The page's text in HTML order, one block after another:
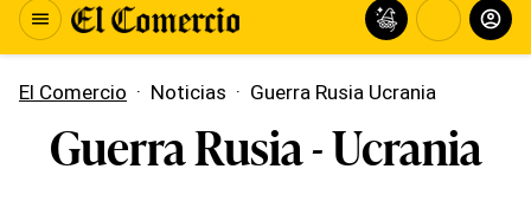
El Comercio · Noticias · Guerra Rusia Ucrania
Guerra Rusia - Ucrania